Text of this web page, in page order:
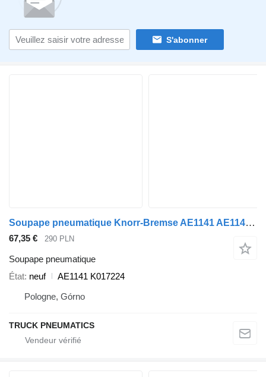
S'abonner
Soupape pneumatique Knorr-Bremse AE1141 AE1141 K017224 pour semi-remorque Knorr-Bremse
67,35 € 290 PLN
Soupape pneumatique
État neuf
AE1141 K017224
Pologne, Górno
TRUCK PNEUMATICS